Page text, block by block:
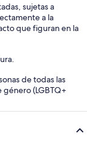
sujetas a
a la
que figuran en la
de todas las
(LGBTQ+